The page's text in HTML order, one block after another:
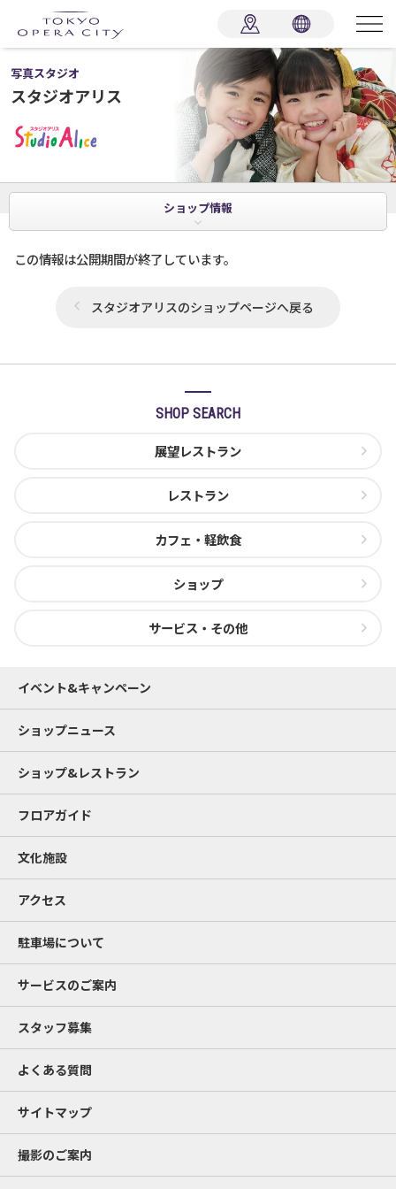
写真スタジオ
スタジオアリス
ショップ情報
この情報は公開期間が終了しています。
スタジオアリスのショップページへ戻る
SHOP SEARCH
展望レストラン
レストラン
カフェ・軽飲食
ショップ
サービス・その他
イベント&キャンペーン
ショップニュース
ショップ&レストラン
フロアガイド
文化施設
アクセス
駐車場について
サービスのご案内
スタッフ募集
よくある質問
サイトマップ
撮影のご案内